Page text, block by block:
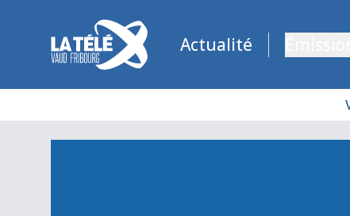
La Télé - Télévision régionale Vaud et Fribourg
Actualité